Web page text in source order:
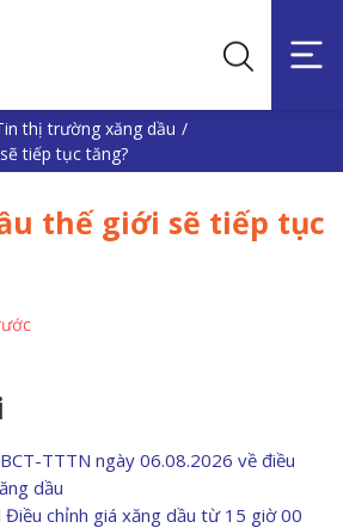
thị trường xăng dầu /
tiếp tục tăng?
thế giới sẽ tiếp tục
TTTN ngày 06.08.2026 về điều
dầu
Điều chỉnh giá xăng dầu từ 15 giờ 00